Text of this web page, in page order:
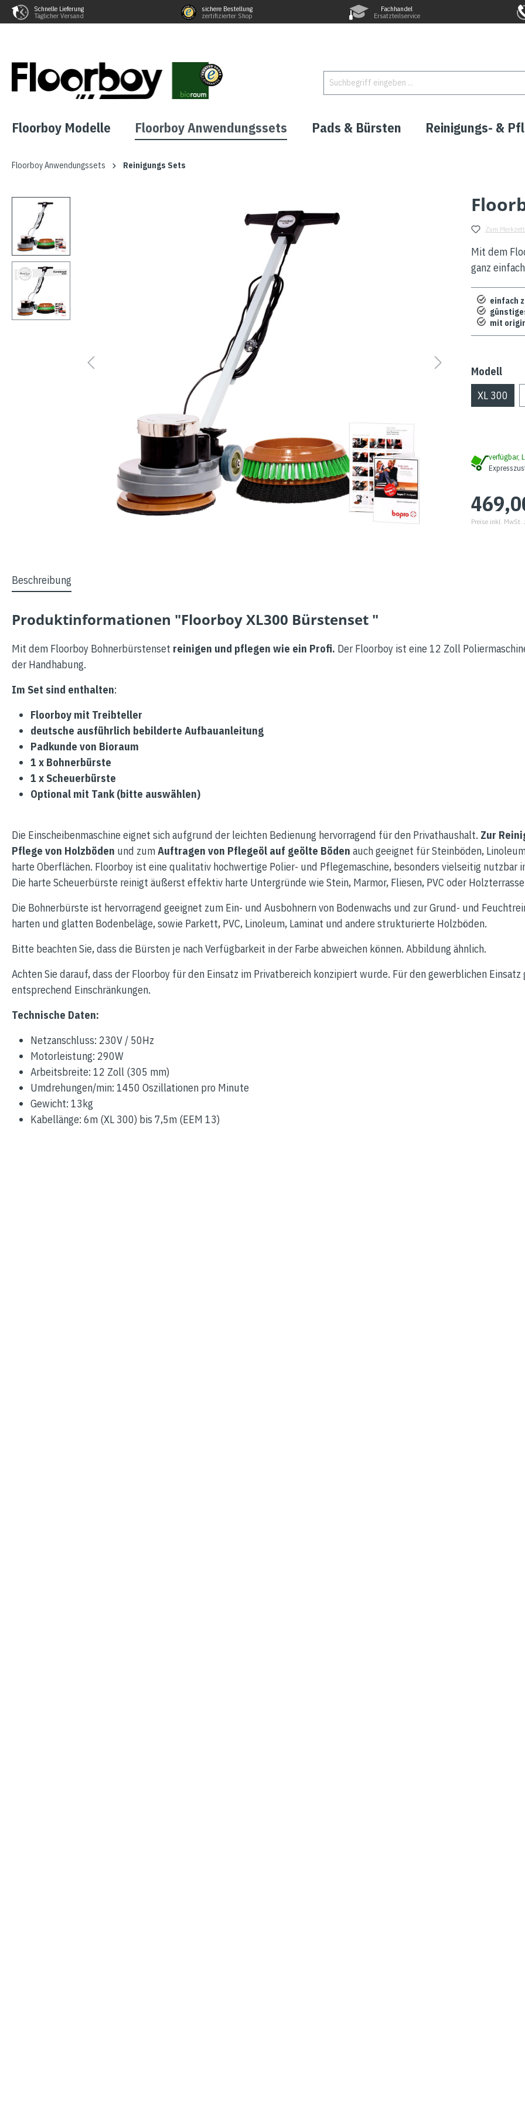
Schnelle Lieferung
Täglicher Versand
sichere Bestellung
zertifizierter Shop
Fachhandel
Ersatzteilservice
Floorboy Modelle Floorboy Anwendungssets Pads & Bürsten Reinigungs- &
Floorboy Anwendungssets Reinigungs Sets
Zum
Mit dem
ganz
einfach
mit
Modell
XL 300
verfügbar,
Preise inkl. MwSt.
Beschreibung
Produktinformationen "Floorboy XL300 Bürstenset "
Mit dem Floorboy Bohnerbürstenset reinigen und pflegen wie ein Profi. Der Floorboy ist eine 12 Zoll
der Handhabung.
Im Set sind enthalten:
Floorboy mit Treibteller
deutsche ausführlich bebilderte Aufbauanleitung
Padkunde von Bioraum
1 x Bohnerbürste
1 x Scheuerbürste
Optional mit Tank (bitte auswählen)
Die Einscheibenmaschine eignet sich aufgrund der leichten Bedienung hervorragend für den Privathaushalt. Zur
Pflege von Holzböden und zumAuftragen von Pflegeöl auf geölte Böden auch geeignet für Steinböden,
harte Oberflächen. Floorboy ist eine qualitativ hochwertige Polier- und Pflegemaschine, besonders vielseitig nutzbar
Die harte Scheuerbürste reinigt äußerst effektiv harte Untergründe wie Stein, Marmor, Fliesen, PVC oder
Die Bohnerbürste ist hervorragend geeignet zum Ein- und Ausbohnern von Bodenwachs und zur Grund- und
harten und glatten Bodenbeläge, sowie Parkett, PVC, Linoleum, Laminat und andere strukturierte Holzböden.
Bitte beachten Sie, dass die Bürsten je nach Verfügbarkeit in der Farbe abweichen können. Abbildung ähnlich.
Achten Sie darauf, dass der Floorboy für den Einsatz im Privatbereich konzipiert wurde. Für den gewerblichen Einsatz
entsprechend Einschränkungen.
Technische Daten:
Netzanschluss: 230V / 50Hz
Motorleistung: 290W
Arbeitsbreite: 12 Zoll (305 mm)
Umdrehungen/min: 1450 Oszillationen pro Minute
Gewicht: 13kg
Kabellänge: 6m (XL 300) bis 7,5m (EEM 13)